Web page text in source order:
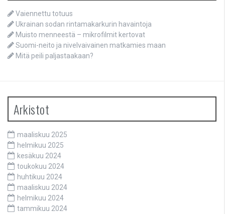
Vaiennettu totuus
Ukrainan sodan rintamakarkurin havaintoja
Muisto menneestä – mikrofilmit kertovat
Suomi-neito ja nivelvaivainen matkamies maan
Mitä peili paljastaakaan?
Arkistot
maaliskuu 2025
helmikuu 2025
kesäkuu 2024
toukokuu 2024
huhtikuu 2024
maaliskuu 2024
helmikuu 2024
tammikuu 2024